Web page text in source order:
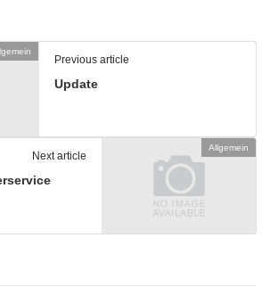
Previous article
Update
Allgemein
Next article